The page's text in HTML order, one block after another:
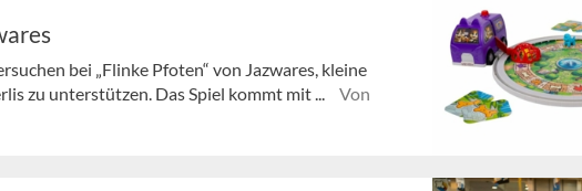
bei „Flinke Pfoten“ von Jazwares, kleine
zu unterstützen. Das Spiel kommt mit ...
Von